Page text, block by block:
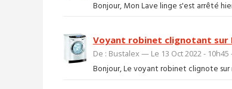
Bonjour, Mon Lave linge s'est arrêté
Voyant robinet clignotant sur
De : Bustalex — Le 13 Oct 2022 -
Bonjour, Le voyant robinet clignote